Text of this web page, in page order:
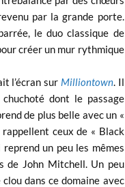
par la grande porte.
le duo classique de
créer un mur rythmique
l’écran sur Milliontown. Il
dont le passage
de plus belle avec un «
ceux de « Black
un peu les mêmes
de John Mitchell. Un peu
dans ce domaine avec